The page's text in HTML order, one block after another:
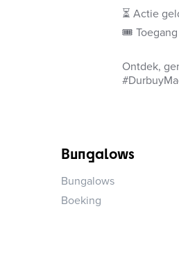
⏳ Actie
🎟️ Toegang
Ontdek,
Bungalows
Bungalows
Boeking